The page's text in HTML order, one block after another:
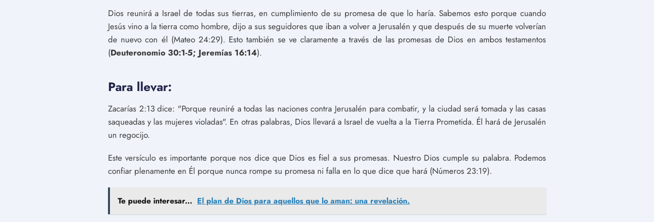
Dios reunirá a Israel de todas sus tierras, en cumplimiento de su promesa de que lo haría. Sabemos esto porque cuando
Jesús vino a la tierra como hombre, dijo a sus seguidores que iban a volver a Jerusalén y que después de su muerte volverían
de nuevo con él (Mateo 24:29). Esto también se ve claramente a través de las promesas de Dios en ambos testamentos
(Deuteronomio 30:1-5; Jeremías 16:14).
Para llevar:
Zacarías 2:13 dice: "Porque reuniré a todas las naciones contra Jerusalén para combatir, y la ciudad será tomada y las casas
saqueadas y las mujeres violadas". En otras palabras, Dios llevará a Israel de vuelta a la Tierra Prometida. Él hará de Jerusalén
un regocijo.
Este versículo es importante porque nos dice que Dios es fiel a sus promesas. Nuestro Dios cumple su palabra. Podemos
confiar plenamente en Él porque nunca rompe su promesa ni falla en lo que dice que hará (Números 23:19).
Te puede interesar... El plan de Dios para aquellos que lo aman: una revelación.